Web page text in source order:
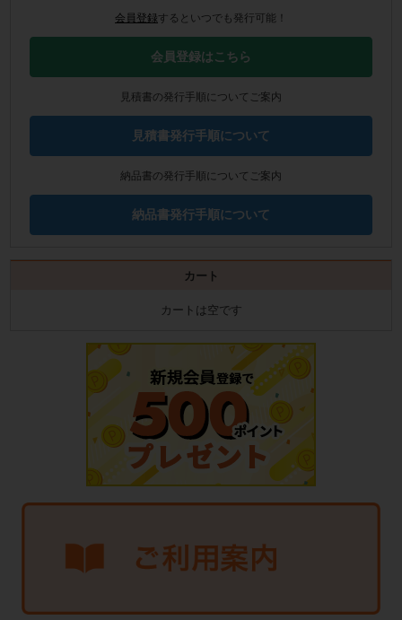
会員登録するといつでも発行可能！
会員登録はこちら
見積書の発行手順についてご案内
見積書発行手順について
納品書の発行手順についてご案内
納品書発行手順について
カート
カートは空です